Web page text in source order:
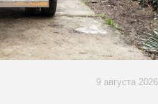
9 августа 2026